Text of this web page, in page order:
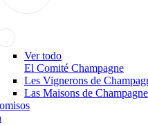
Ver todo
El Comité Champagne
Les Vignerons de
Las Maisons de Champagne